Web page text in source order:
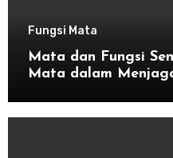
Fungsi Mata
Mata dan Fungsi
Mata dalam